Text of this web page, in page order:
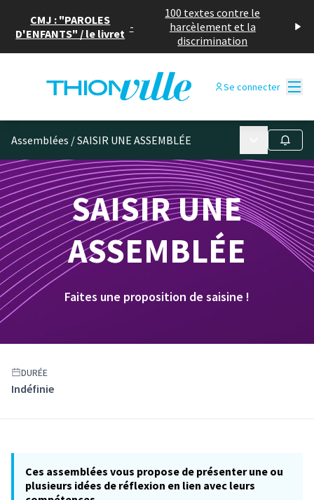
CMJ : "PAROLES
D'ENFANTS" / le livret -
100 textes contre le
harcèlement et la
discrimination
Se connecter
Assemblées /SAISIR UNE ASSEMBLÉE Menu Suivre
SAISIR UNE
ASSEMBLÉE
Faites une proposition de saisine !
DURÉE
Indéfinie
Ces assemblées vous propose de présenter une ou
plusieurs idées de réflexion en lien avec leurs